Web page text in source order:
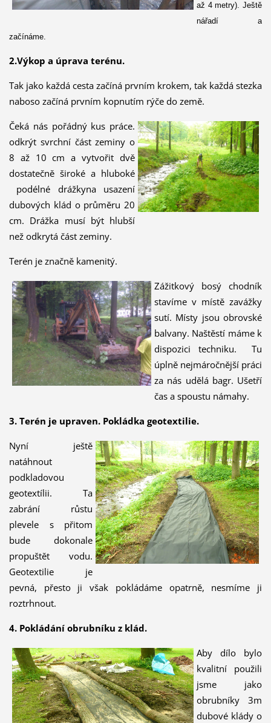
až 4 metry). Ještě
nářadí a
začínáme.
2.Výkop a úprava terénu.
Tak jako každá cesta začíná prvním krokem, tak každá stezka
naboso začíná prvním kopnutím rýče do země.
Čeká nás pořádný kus práce.
odkrýt svrchní část zeminy o
8 až 10 cm a vytvořit dvě
dostatečně široké a hluboké
podélné drážkyna usazení
dubových klád o průměru 20
cm. Drážka musí být hlubší
než odkrytá část zeminy.
Terén je značně kamenitý.
Zážitkový bosý chodník
stavíme v místě zavážky
sutí. Místy jsou obrovské
balvany. Naštěstí máme k
dispozici techniku. Tu
úplně nejmáročnější práci
za nás udělá bagr. Ušetří
čas a spoustu námahy.
3. Terén je upraven. Pokládka geotextilie.
Nyní ještě
natáhnout
podkladovou
geotextílii. Ta
zabrání růstu
plevele s přitom
bude dokonale
propuštět vodu.
Geotextilie je
pevná, přesto ji však pokládáme opatrně, nesmíme ji
roztrhnout.
4. Pokládání obrubníku z klád.
Aby dílo bylo
kvalitní použili
jsme jako
obrubníky 3m
dubové klády o